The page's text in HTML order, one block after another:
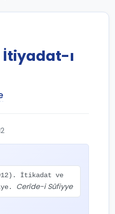
ı
İtikadat ve
Cerîde-i Sûfiyye